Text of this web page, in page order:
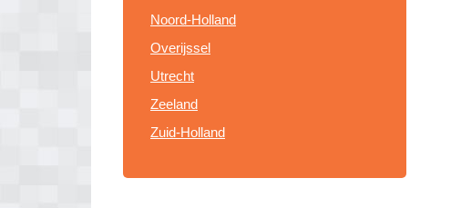
Noord-Holland
Overijssel
Utrecht
Zeeland
Zuid-Holland